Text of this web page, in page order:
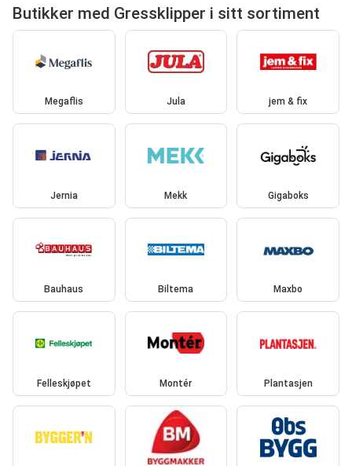
Butikker med Gressklipper i sitt sortiment
Megaflis Jula jem & fix
Jernia Mekk Gigaboks
Bauhaus Biltema Maxbo
Felleskjøpet Montér Plantasjen